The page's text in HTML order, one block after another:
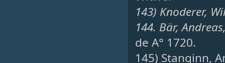
143) Knoderer,
144. Bär,
de A° 1720.
145) Stanginn,